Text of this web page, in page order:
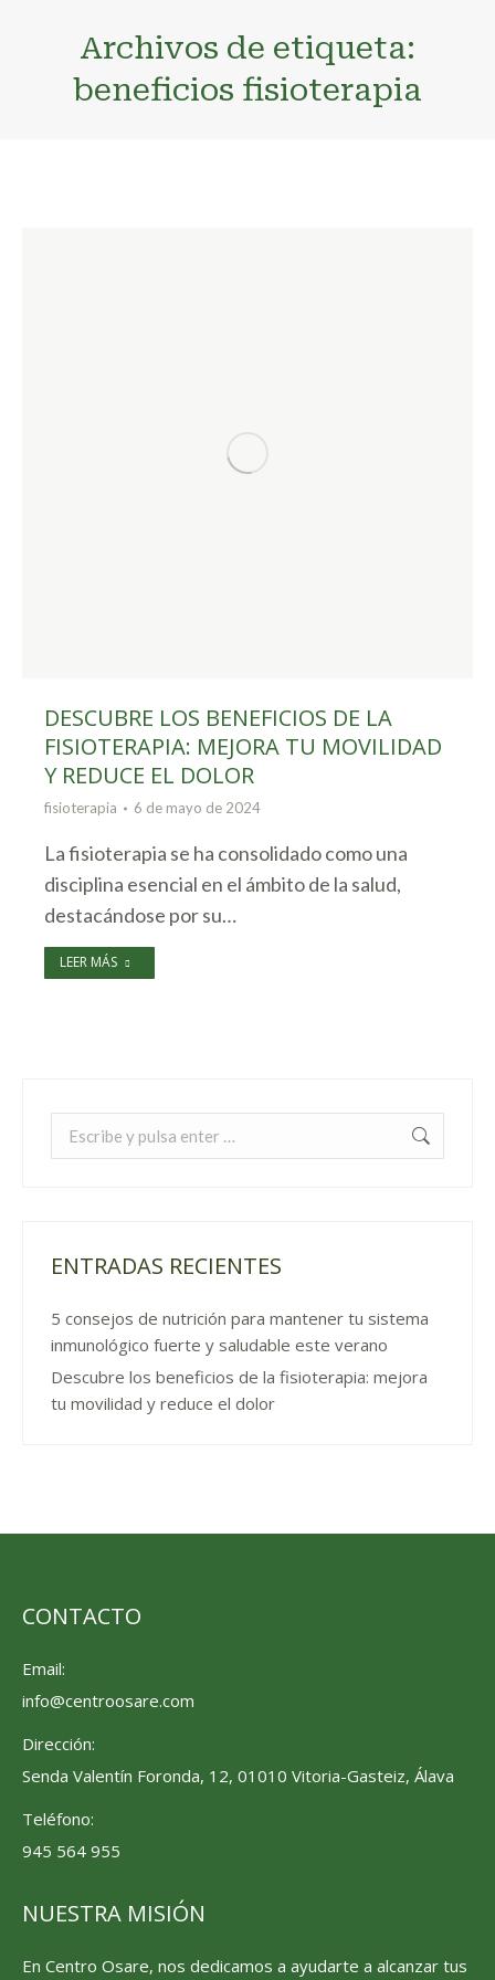
Archivos de etiqueta:
beneficios fisioterapia
DESCUBRE LOS BENEFICIOS DE LA
FISIOTERAPIA: MEJORA TU MOVILIDAD
Y REDUCE EL DOLOR
fisioterapia 6 de mayo de 2024
La fisioterapia se ha consolidado como una
disciplina esencial en el ámbito de la salud,
destacándose por su…
LEER MÁS
Buscar:
ENTRADAS RECIENTES
5 consejos de nutrición para mantener tu sistema
inmunológico fuerte y saludable este verano
Descubre los beneficios de la fisioterapia: mejora
tu movilidad y reduce el dolor
CONTACTO
Email:
info@centroosare.com
Dirección:
Senda Valentín Foronda, 12, 01010 Vitoria-Gasteiz, Álava
Teléfono:
945 564 955
NUESTRA MISIÓN
En Centro Osare, nos dedicamos a ayudarte a alcanzar tus